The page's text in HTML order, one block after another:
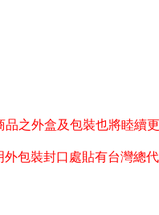
品之外盒及包裝也將睦續
包裝封口處貼有台灣總